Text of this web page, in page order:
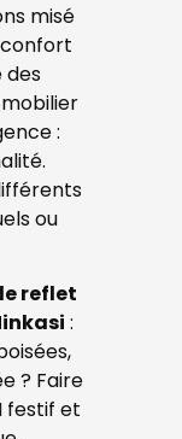
misé
des
:
ou
le reflet
:
? Faire
festif et